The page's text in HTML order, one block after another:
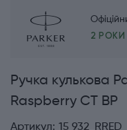
2 РОКИ
Ручка кулькова
Raspberry CT BP
Артикул: 15 932_RRED